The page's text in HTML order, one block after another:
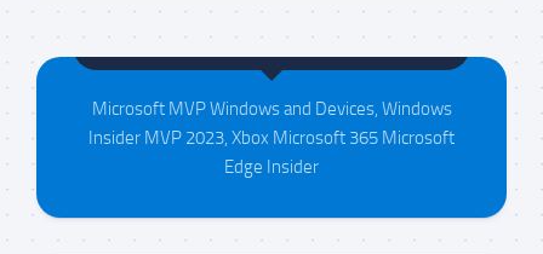
Maison da Silva
Microsoft MVP Windows and Devices, Windows
Insider MVP 2023, Xbox Microsoft 365 Microsoft
Edge Insider